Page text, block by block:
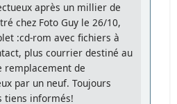
après un millier de
chez Foto Guy le 26/10,
:cd-rom avec fichiers à
plus courrier destiné au
remplacement de
par un neuf. Toujours
tiens informés!